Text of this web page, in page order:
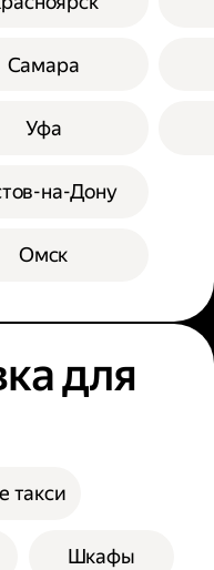
Самара
Уфа
на-Дону
Омск
для
такси
Шкафы